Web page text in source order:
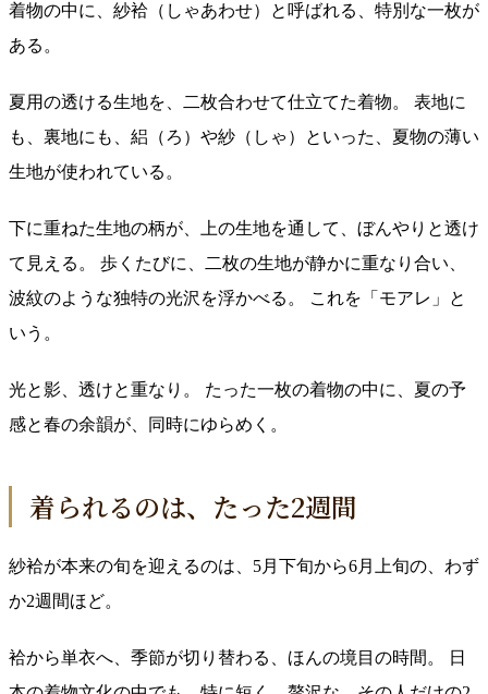
着物の中に、紗袷（しゃあわせ）と呼ばれる、特別な一枚が
ある。
夏用の透ける生地を、二枚合わせて仕立てた着物。 表地に
も、裏地にも、絽（ろ）や紗（しゃ）といった、夏物の薄い
生地が使われている。
下に重ねた生地の柄が、上の生地を通して、ぼんやりと透け
て見える。 歩くたびに、二枚の生地が静かに重なり合い、
波紋のような独特の光沢を浮かべる。 これを「モアレ」と
いう。
光と影、透けと重なり。 たった一枚の着物の中に、夏の予
感と春の余韻が、同時にゆらめく。
着られるのは、たった2週間
紗袷が本来の旬を迎えるのは、5月下旬から6月上旬の、わず
か2週間ほど。
袷から単衣へ、季節が切り替わる、ほんの境目の時間。 日